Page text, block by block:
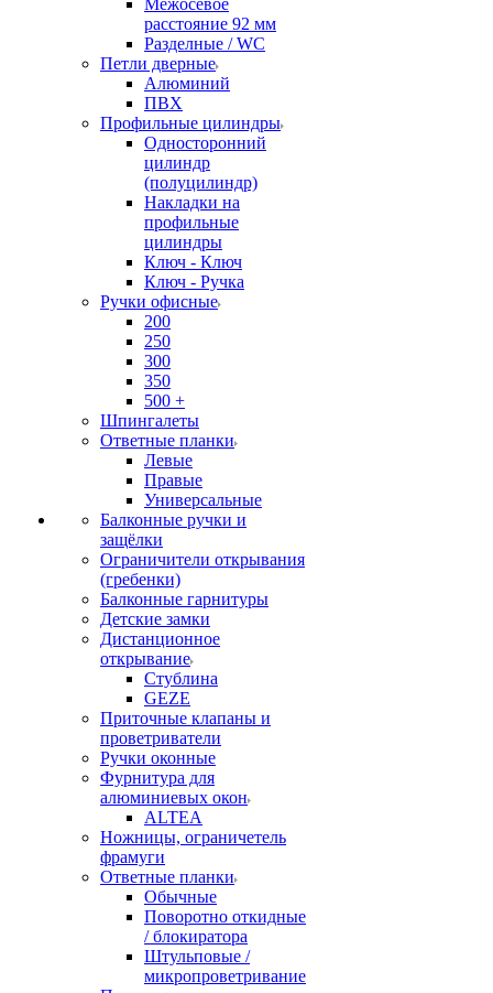
Межосевое
расстояние 92 мм
Разделные / WC
Петли дверные
Алюминий
ПВХ
Профильные цилиндры
Односторонний
цилиндр
(полуцилиндр)
Накладки на
профильные
цилиндры
Ключ - Ключ
Ключ - Ручка
Ручки офисные
200
250
300
350
500 +
Шпингалеты
Ответные планки
Левые
Правые
Универсальные
Балконные ручки и
защёлки
Ограничители открывания
(гребенки)
Балконные гарнитуры
Детские замки
Дистанционное
открывание
Стублина
GEZE
Приточные клапаны и
проветриватели
Ручки оконные
Фурнитура для
алюминиевых окон
ALTEA
Ножницы, ограничетель
фрамуги
Ответные планки
Обычные
Поворотно откидные
/ блокиратора
Штульповые /
микропроветривание